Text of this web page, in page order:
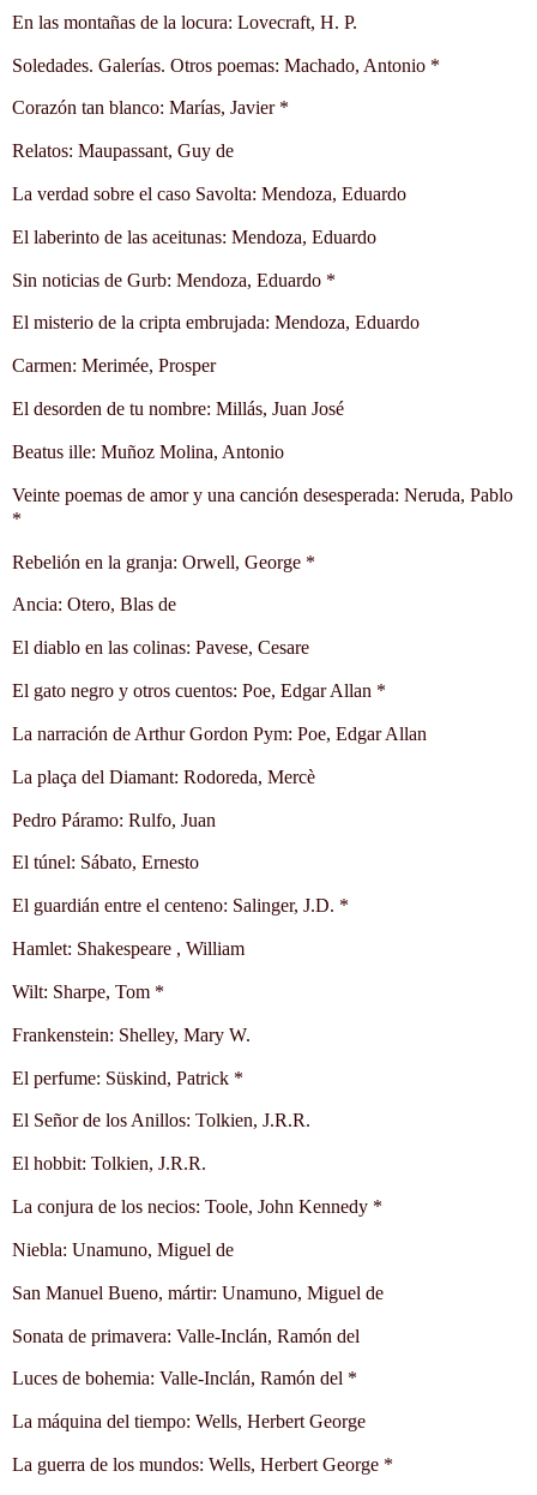
En las montañas de la locura: Lovecraft, H. P.
Soledades. Galerías. Otros poemas: Machado, Antonio *
Corazón tan blanco: Marías, Javier *
Relatos: Maupassant, Guy de
La verdad sobre el caso Savolta: Mendoza, Eduardo
El laberinto de las aceitunas: Mendoza, Eduardo
Sin noticias de Gurb: Mendoza, Eduardo *
El misterio de la cripta embrujada: Mendoza, Eduardo
Carmen: Merimée, Prosper
El desorden de tu nombre: Millás, Juan José
Beatus ille: Muñoz Molina, Antonio
Veinte poemas de amor y una canción desesperada: Neruda, Pablo
*
Rebelión en la granja: Orwell, George *
Ancia: Otero, Blas de
El diablo en las colinas: Pavese, Cesare
El gato negro y otros cuentos: Poe, Edgar Allan *
La narración de Arthur Gordon Pym: Poe, Edgar Allan
La plaça del Diamant: Rodoreda, Mercè
Pedro Páramo: Rulfo, Juan
El túnel: Sábato, Ernesto
El guardián entre el centeno: Salinger, J.D. *
Hamlet: Shakespeare , William
Wilt: Sharpe, Tom *
Frankenstein: Shelley, Mary W.
El perfume: Süskind, Patrick *
El Señor de los Anillos: Tolkien, J.R.R.
El hobbit: Tolkien, J.R.R.
La conjura de los necios: Toole, John Kennedy *
Niebla: Unamuno, Miguel de
San Manuel Bueno, mártir: Unamuno, Miguel de
Sonata de primavera: Valle-Inclán, Ramón del
Luces de bohemia: Valle-Inclán, Ramón del *
La máquina del tiempo: Wells, Herbert George
La guerra de los mundos: Wells, Herbert George *